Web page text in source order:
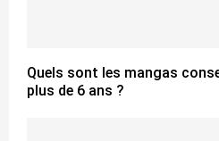
Quels sont les mangas
plus de 6 ans ?